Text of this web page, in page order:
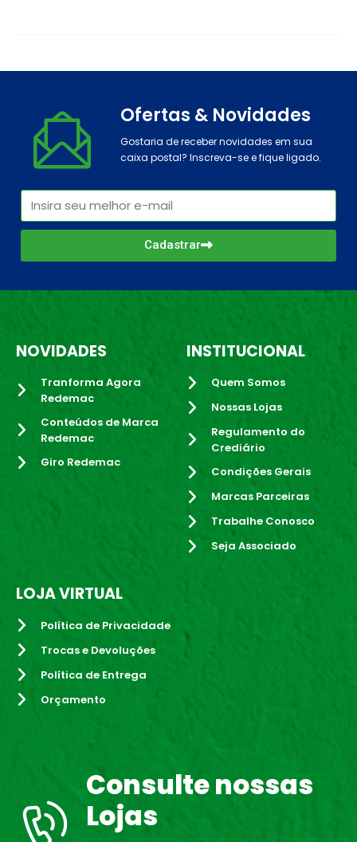
Ofertas & Novidades
Gostaria de receber novidades em sua
caixa postal? Inscreva-se e fique ligado.
Cadastrar
NOVIDADES
Tranforma Agora
Redemac
Conteúdos de Marca
Redemac
Giro Redemac
INSTITUCIONAL
Quem Somos
Nossas Lojas
Regulamento do
Crediário
Condições Gerais
Marcas Parceiras
Trabalhe Conosco
Seja Associado
LOJA VIRTUAL
Política de Privacidade
Trocas e Devoluções
Política de Entrega
Orçamento
Consulte nossas
Lojas